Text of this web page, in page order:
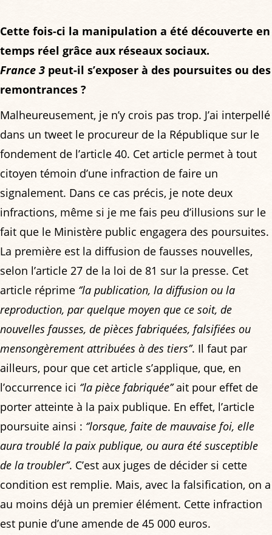
Cette fois-ci la manipulation a été découverte en
temps réel grâce aux réseaux sociaux.
France 3 peut-il s’exposer à des poursuites ou des
remontrances ?
Malheureusement, je n’y crois pas trop. J’ai interpellé
dans un tweet le procureur de la République sur le
fondement de l’article 40. Cet article permet à tout
citoyen témoin d’une infraction de faire un
signalement. Dans ce cas précis, je note deux
infractions, même si je me fais peu d’illusions sur le
fait que le Ministère public engagera des poursuites.
La première est la diffusion de fausses nouvelles,
selon l’article 27 de la loi de 81 sur la presse. Cet
article réprime ‘’la publication, la diffusion ou la
reproduction, par quelque moyen que ce soit, de
nouvelles fausses, de pièces fabriquées, falsifiées ou
mensongèrement attribuées à des tiers’’. Il faut par
ailleurs, pour que cet article s’applique, que, en
l’occurrence ici ‘’la pièce fabriquée’’ait pour effet de
porter atteinte à la paix publique. En effet, l’article
poursuite ainsi : ‘’lorsque, faite de mauvaise foi, elle
aura troublé la paix publique, ou aura été susceptible
de la troubler’’. C’est aux juges de décider si cette
condition est remplie. Mais, avec la falsification, on a
au moins déjà un premier élément. Cette infraction
est punie d’une amende de 45 000 euros.